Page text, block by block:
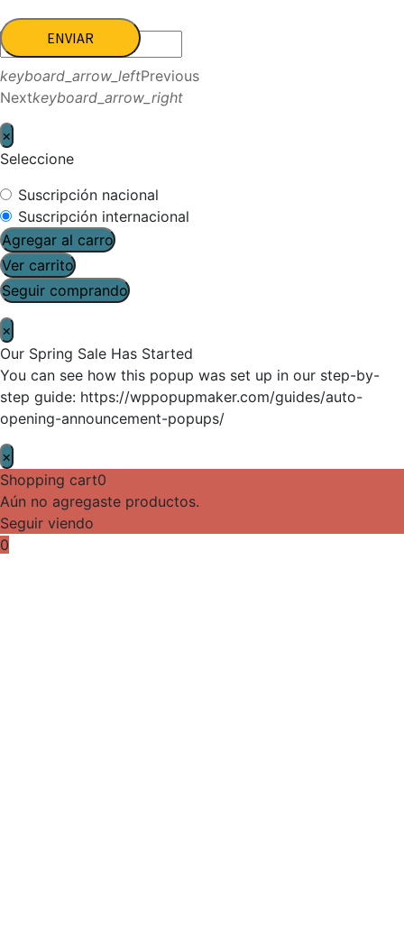
ENVIAR
keyboard_arrow_leftPrevious
Nextkeyboard_arrow_right
×
Seleccione
Suscripción nacional
Suscripción internacional
Agregar al carro
Ver carrito
Seguir comprando
×
Our Spring Sale Has Started
You can see how this popup was set up in our step-by-
step guide: https://wppopupmaker.com/guides/auto-
opening-announcement-popups/
×
Shopping cart0
Aún no agregaste productos.
Seguir viendo
0